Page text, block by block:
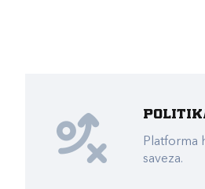
Platforma
saveza.